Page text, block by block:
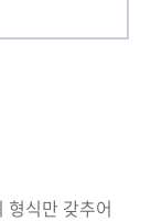
형식만 갖추어